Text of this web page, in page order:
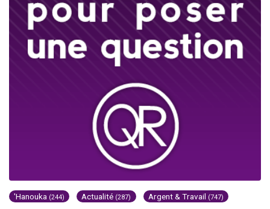
'Hanouka (244) Actualité (287) Argent & Travail (747)